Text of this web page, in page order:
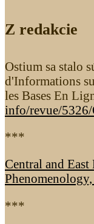
Z redakcie
Ostium sa stalo
d'Informations
les Bases En
info/revue/5326
***
Central and
***